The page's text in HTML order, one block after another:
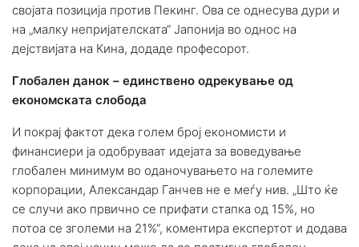
својата позиција против Пекинг. Ова се однесува дури и
на „малку непријателската“ Јапонија во однос на
дејствијата на Кина, додаде професорот.
Глобален данок – единствено одрекување од
економската слобода
И покрај фактот дека голем број економисти и
финансиери ја одобруваат идејата за воведување
глобален минимум во оданочувањето на големите
корпорации, Александар Ганчев не е меѓу нив. „Што ќе
се случи ако првично се прифати стапка од 15%, но
потоа се зголеми на 21%“, коментира експертот и додава